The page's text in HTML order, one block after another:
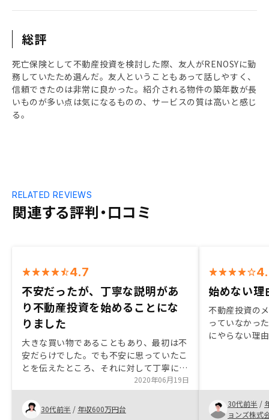
総評
死亡保険として不動産投資を検討した際、友人がRENOSYに勤
務していたため選んだ。友人ということもあって話しやすく、
信頼できたのは非常に良かった。紹介される物件の築年数が長
いものが多い点は気になるものの、サービスの質は高いと感じ
る。
関連する評判・口コミ
RELATED REVIEWS
4.7
不安だったが、丁寧な説明があ
り不動産投資を始めることにな
りました
大きな買い物であることもあり、最初は不
安だらけでした。でも不安に思っていたこ
とを伝えたところ、それに対して丁寧にわ
かりやすく説明してもらい、不安も解消さ
れ購入してみようと思いました。
2020年06月19日
30代前半 / 年収600万円台
始めない理
不動産投資の
っていなかっ
にやらない理
べて低リスク
るという点で
30代前半 /
ョンズ株式